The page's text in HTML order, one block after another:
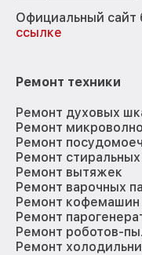
Официальный сайт
ссылке
Ремонт техники
Ремонт духовых
Ремонт
Ремонт
Ремонт
Ремонт вытяжек
Ремонт варочных
Ремонт кофемашин
Ремонт
Ремонт роботов-
Ремонт